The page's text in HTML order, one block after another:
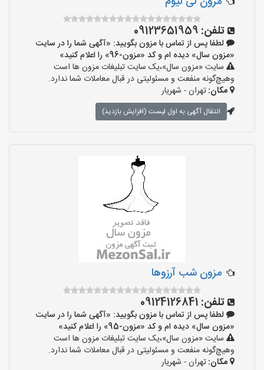
تلفن: 09123651959
لطفا پس از تماس با مزون بگویید: «آگهی شما را در سایت
«مزون سال» دیده ام و کد «مزون-96» را اعلام کنید»
سایت «مزون سال»،یک سایت تبلیغات مزون ها است
وهیچ‌گونه منفعت و مسئولیتی در قبال معاملات شما ندارد.
مکان:تهران - شهریار
انتقال آگهی به اول لیست (افزایش بازدید)
مزون شب آرزوها
تلفن: 09124126841
لطفا پس از تماس با مزون بگویید: «آگهی شما را در سایت
«مزون سال» دیده ام و کد «مزون-95» را اعلام کنید»
سایت «مزون سال»،یک سایت تبلیغات مزون ها است
وهیچ‌گونه منفعت و مسئولیتی در قبال معاملات شما ندارد.
مکان:تهران - شهریار